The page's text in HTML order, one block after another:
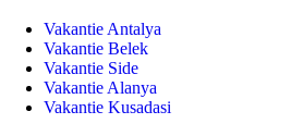
Vakantie Antalya
Vakantie Belek
Vakantie Side
Vakantie Alanya
Vakantie Kusadasi